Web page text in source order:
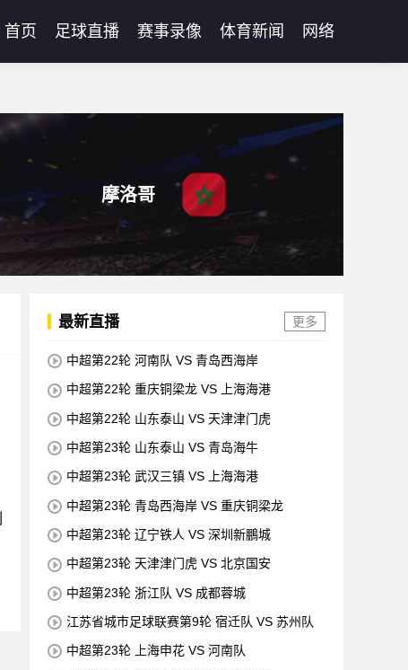
首页 足球直播 赛事录像 体育新闻 网络
摩洛哥
最新直播 更多
中超第22轮 河南队 VS 青岛西海岸
中超第22轮 重庆铜梁龙 VS 上海海港
中超第22轮 山东泰山 VS 天津津门虎
中超第23轮 山东泰山 VS 青岛海牛
中超第23轮 武汉三镇 VS 上海海港
中超第23轮 青岛西海岸 VS 重庆铜梁龙
中超第23轮 辽宁铁人 VS 深圳新鵬城
中超第23轮 天津津门虎 VS 北京国安
中超第23轮 浙江队 VS 成都蓉城
江苏省城市足球联赛第9轮 宿迁队 VS 苏州队
中超第23轮 上海申花 VS 河南队